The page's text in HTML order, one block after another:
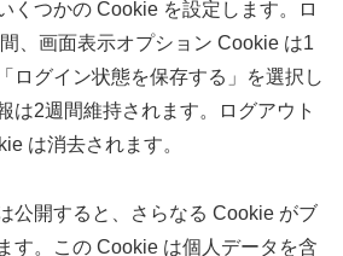
くつかの Cookie を設定します。ロ
、画面表示オプション Cookie は1
ログイン状態を保存する」を選択し
は2週間維持されます。ログアウト
は消去されます。
公開すると、さらなる Cookie がブ
す。この Cookie は個人データを含